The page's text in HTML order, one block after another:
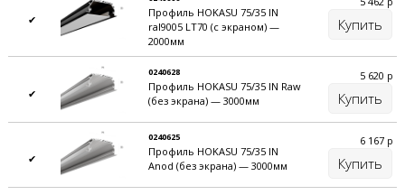
✔
Профиль HOKASU 75/35 IN
ral9005 LT70 (с экраном) —
2000мм
Купить
✔
0240628
Профиль HOKASU 75/35 IN Raw
(без экрана) — 3000мм
5 620 р
Купить
✔
0240625
Профиль HOKASU 75/35 IN
Anod (без экрана) — 3000мм
6 167 р
Купить